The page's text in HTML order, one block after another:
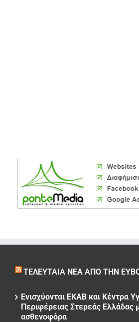
ΤΕΛΕΥΤΑΊΑ ΝΈΑ ΑΠΌ ΤΗΝ
Ενισχύονται ΕΚΑΒ και Κέντρα
Περιφέρειας Στερεάς Ελλάδας
ασθενοφόρα